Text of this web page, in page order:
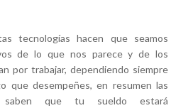
tecnologías hacen que seamos
de lo que nos parece y de los
por trabajar, dependiendo siempre
que desempeñes, en resumen las
saben que tu sueldo estará